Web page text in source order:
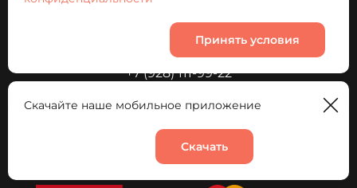
График работы: ПН-ВС 10:00-21:30
+7 (928) 111-99-22
+7(928) 111 99 22
Принять условия
Скачайте наше мобильное приложение
Скачать